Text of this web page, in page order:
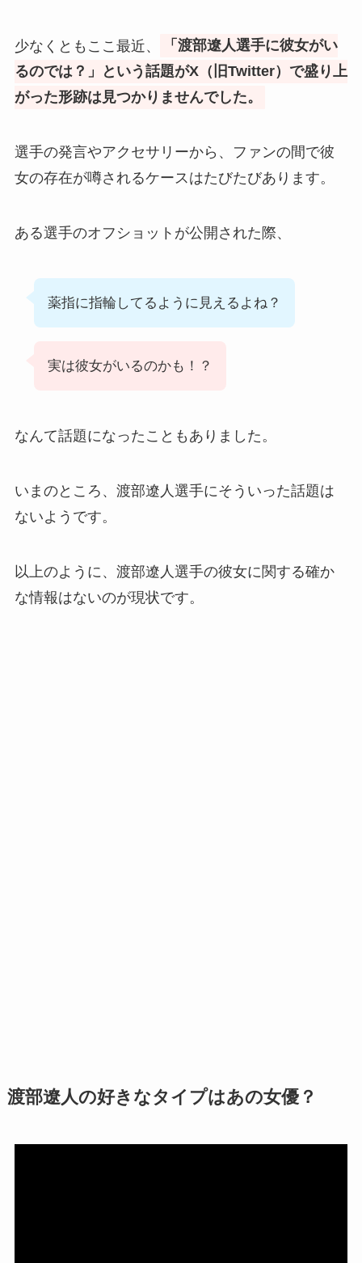
少なくともここ最近、
「渡部遼人選手に彼女がい
るのでは？」という話題がX（旧Twitter）で盛り上
がった形跡は見つかりませんでした。
選手の発言やアクセサリーから、ファンの間で彼
女の存在が噂されるケースはたびたびあります。
ある選手のオフショットが公開された際、
薬指に指輪してるように見えるよね？
実は彼女がいるのかも！？
なんて話題になったこともありました。
いまのところ、渡部遼人選手にそういった話題は
ないようです。
以上のように、渡部遼人選手の彼女に関する確か
な情報はないのが現状です。
渡部遼人の好きなタイプはあの女優？